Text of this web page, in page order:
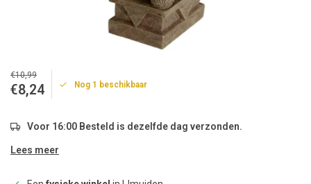
€10,99
€8,24 Nog 1 beschikbaar
Voor 16:00 Besteld is dezelfde dag verzonden.
Lees meer